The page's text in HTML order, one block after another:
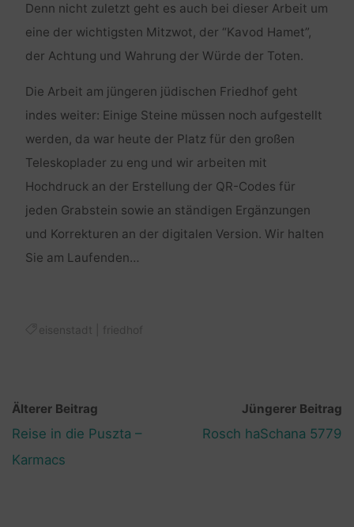
Denn nicht zuletzt geht es auch bei dieser Arbeit um
eine der wichtigsten Mitzwot, der “Kavod Hamet”,
der Achtung und Wahrung der Würde der Toten.
Die Arbeit am jüngeren jüdischen Friedhof geht
indes weiter: Einige Steine müssen noch aufgestellt
werden, da war heute der Platz für den großen
Teleskoplader zu eng und wir arbeiten mit
Hochdruck an der Erstellung der QR-Codes für
jeden Grabstein sowie an ständigen Ergänzungen
und Korrekturen an der digitalen Version. Wir halten
Sie am Laufenden…
eisenstadt friedhof
Älterer Beitrag
Reise in die Puszta –
Karmacs
Jüngerer Beitrag
Rosch haSchana 5779